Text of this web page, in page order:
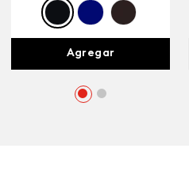
Agregar